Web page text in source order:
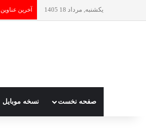
یکشنبه, مرداد 18 1405 آخرین عناوین
صفحه نخست نسخه موبایل